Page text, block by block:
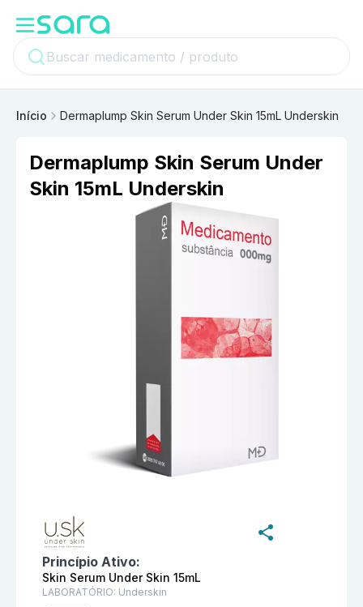
Início Dermaplump Skin Serum Under Skin 15mL Underskin
Dermaplump Skin Serum Under
Skin 15mL Underskin
Princípio Ativo:
Skin Serum Under Skin 15mL
LABORATÓRIO: Underskin